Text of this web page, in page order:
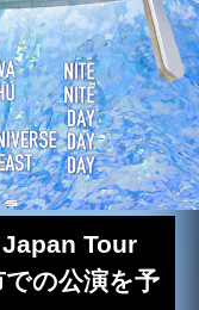
Tour
の公演を予